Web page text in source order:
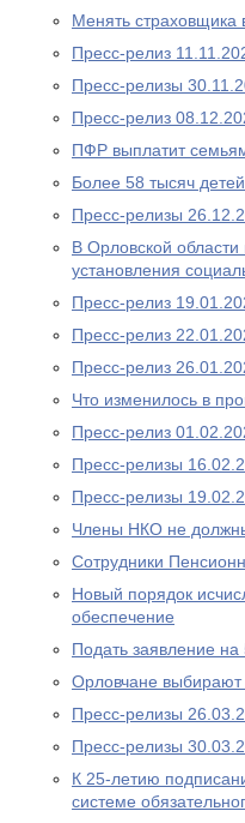
Менять страховщика
Пресс-релиз
Пресс-релизы
Пресс-релиз
ПФР выплатит
Более 58 тысяч
Пресс-релизы
В Орловской
установления
Пресс-релиз
Пресс-релиз
Пресс-релиз
Что изменилось в
Пресс-релиз
Пресс-релизы
Пресс-релизы
Члены НКО не
Сотрудники
Новый порядок
обеспечение
Подать заявление
Орловчане выбирают
Пресс-релизы
Пресс-релизы
К 25-летию
системе